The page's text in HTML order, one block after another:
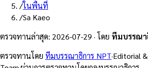
/ในพื้นที่
/Sa Kaeo
ตรวจทานล่าสุด: 2026-07-29 · โดย ทีมบรรณา
ตรวจทานโดย ทีมบรรณาธิการ NPT·Editorial